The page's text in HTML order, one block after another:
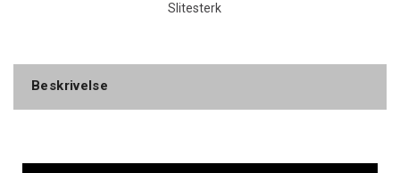
Slitesterk
Beskrivelse